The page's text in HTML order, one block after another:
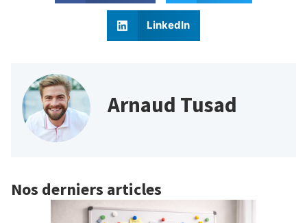
LinkedIn
Arnaud Tusad
Nos derniers articles